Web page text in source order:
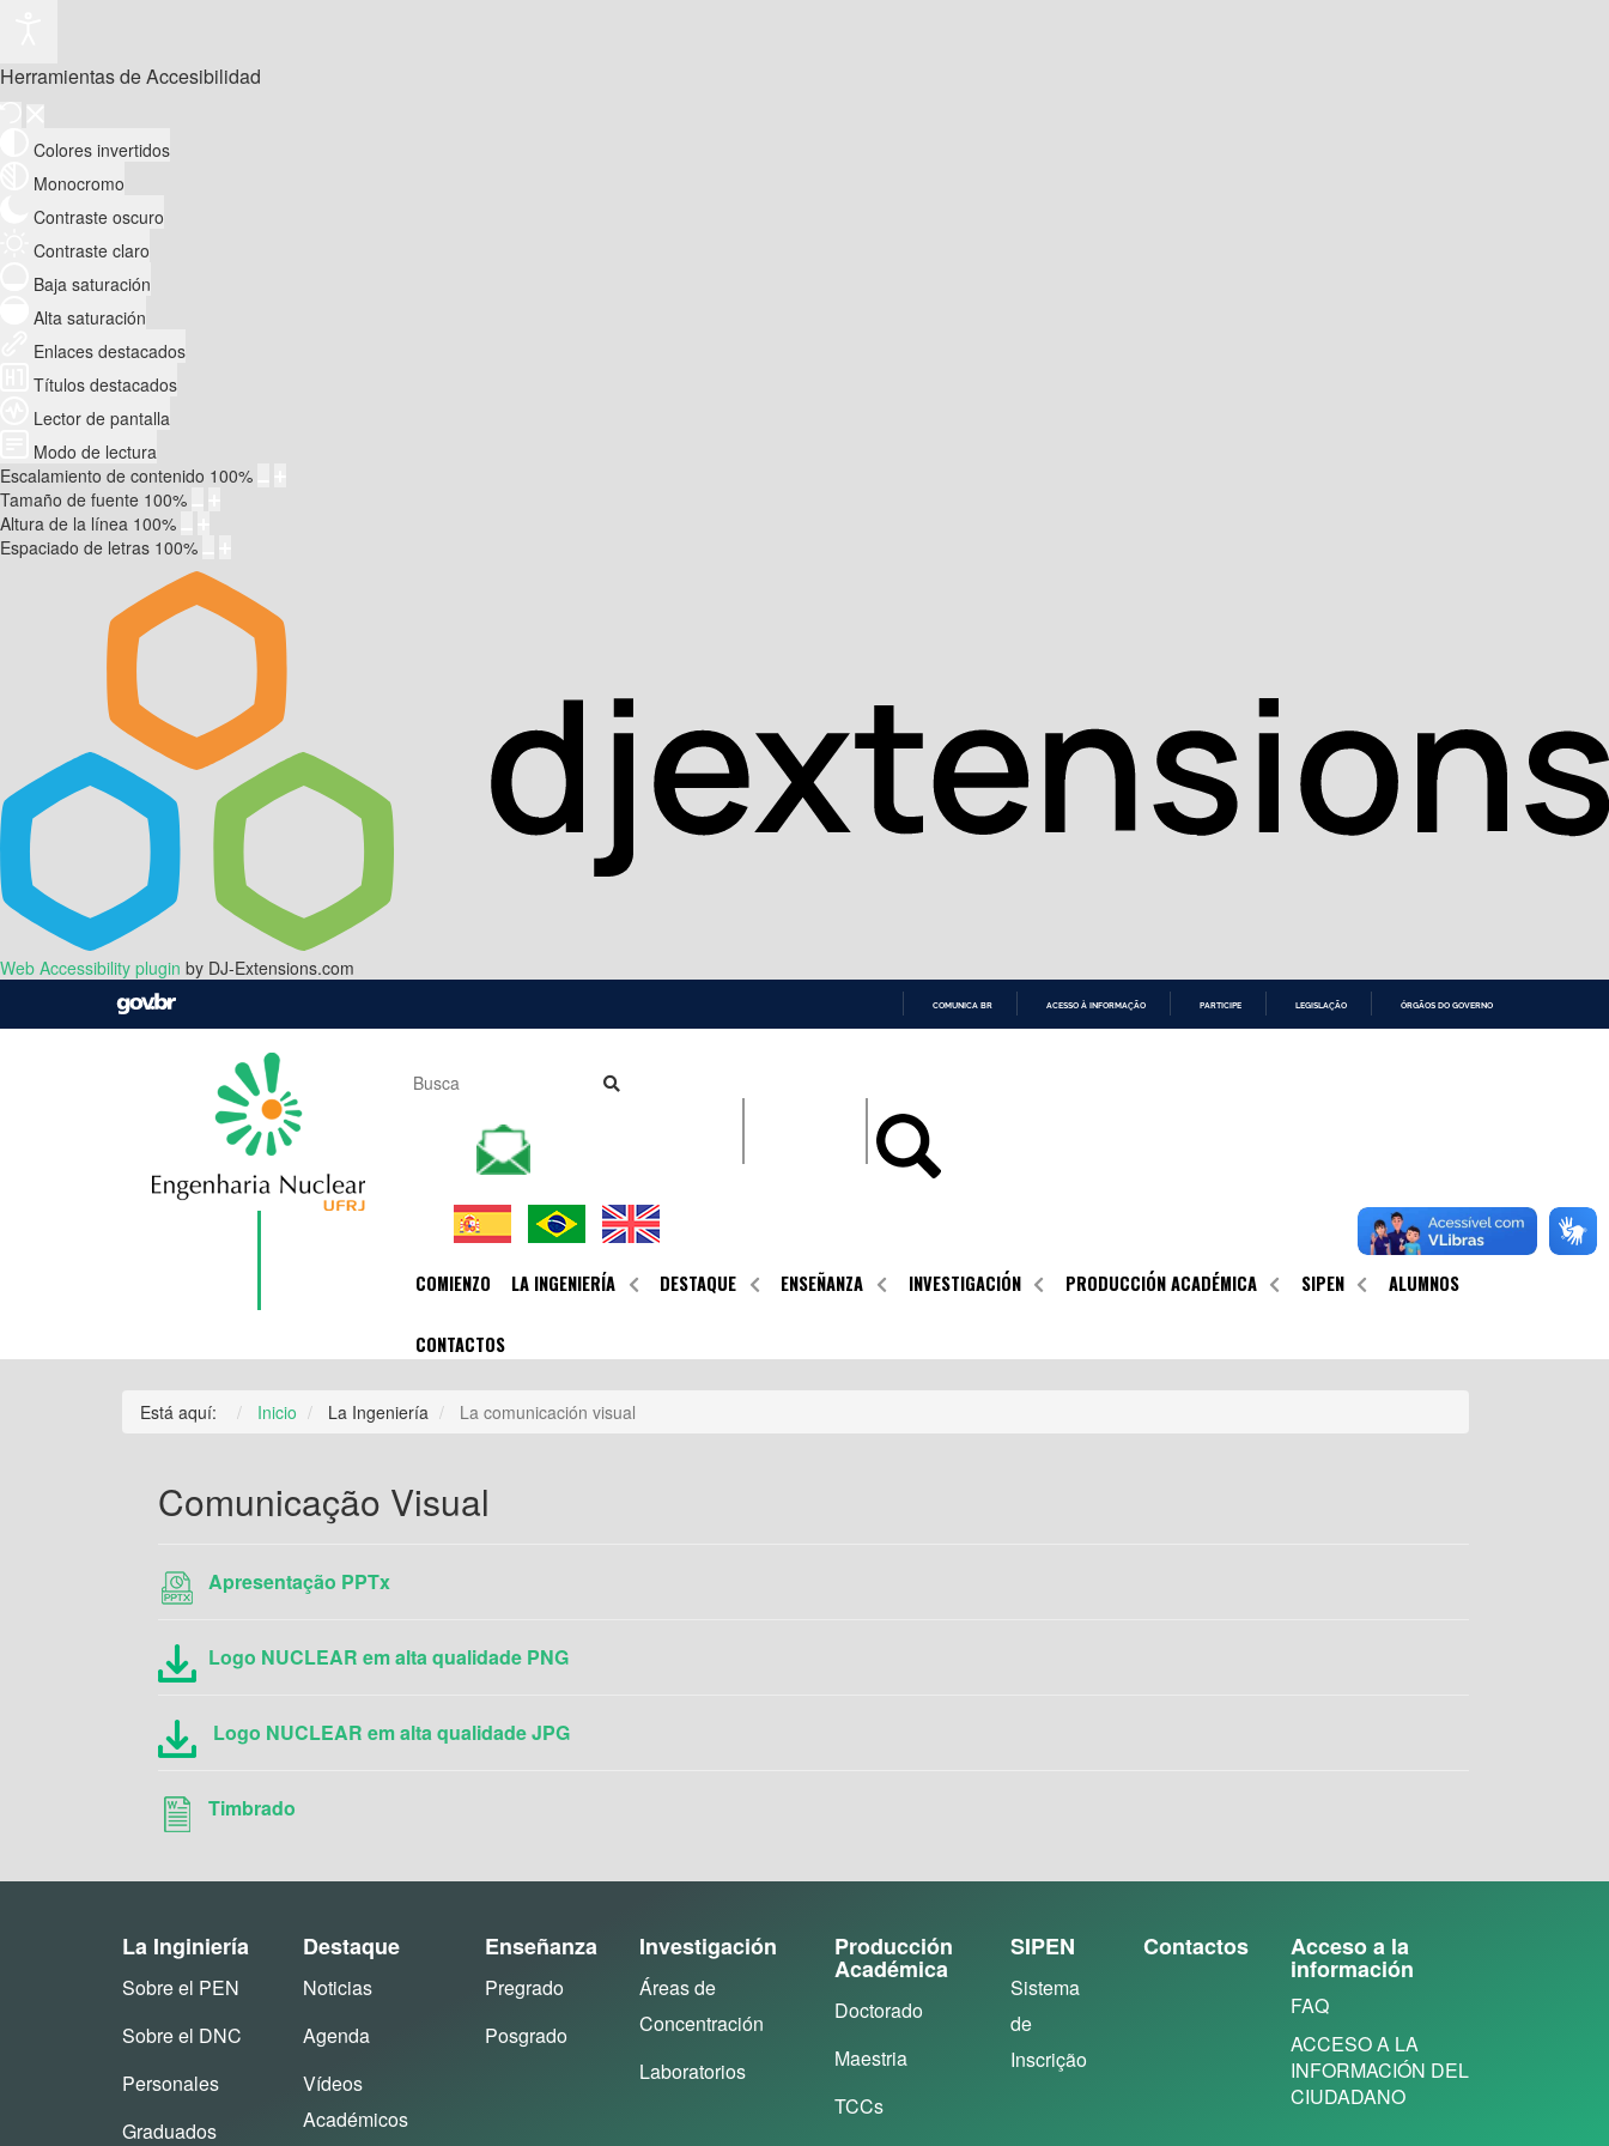
Herramientas de Accesibilidad
Colores invertidos
Monocromo
Contraste oscuro
Contraste claro
Baja saturación
Alta saturación
Enlaces destacados
Títulos destacados
Lector de pantalla
Modo de lectura
Escalamiento de contenido 100%
Tamaño de fuente 100%
Altura de la línea 100%
Espaciado de letras 100%
Web Accessibility plugin by DJ-Extensions.com
COMUNICA BR ACESSO À INFORMAÇÃO PARTICIPE LEGISLAÇÃO ÓRGÃOS DO GOVERNO
COMIENZO LA INGENIERÍA DESTAQUE ENSEÑANZA INVESTIGACIÓN PRODUCCIÓN ACADÉMICA SIPEN ALUMNOS
CONTACTOS
Está aquí: Inicio La Ingeniería La comunicación visual
Comunicação Visual
Apresentação PPTx
Logo NUCLEAR em alta qualidade PNG
Logo NUCLEAR em alta qualidade JPG
Timbrado
La Inginiería
Sobre el PEN
Sobre el DNC
Personales
Graduados
Destaque
Noticias
Agenda
Vídeos
Académicos
Enseñanza
Pregrado
Posgrado
Investigación
Áreas de
Concentración
Laboratorios
Producción
Académica
Doctorado
Maestria
TCCs
SIPEN
Sistema
de
Inscrição
Contactos Acceso a la
información
FAQ
ACCESO A LA
INFORMACIÓN DEL
CIUDADANO